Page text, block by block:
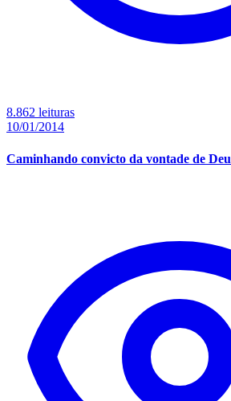
8.862 leituras
10/01/2014
Caminhando convicto da vontade de